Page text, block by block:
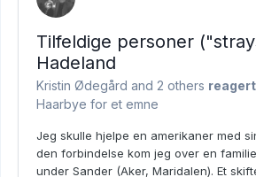
Tilfeldige personer
Hadeland
Kristin Ødegård and 2 others
Haarbye for et emne
Jeg skulle hjelpe en amerikaner med
den forbindelse kom jeg over en
under Sander (Aker, Maridalen). Et